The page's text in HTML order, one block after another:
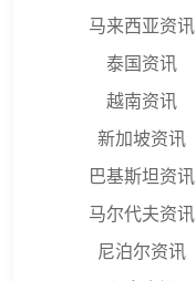
马来西亚资讯
泰国资讯
越南资讯
新加坡资讯
巴基斯坦资讯
马尔代夫资讯
尼泊尔资讯